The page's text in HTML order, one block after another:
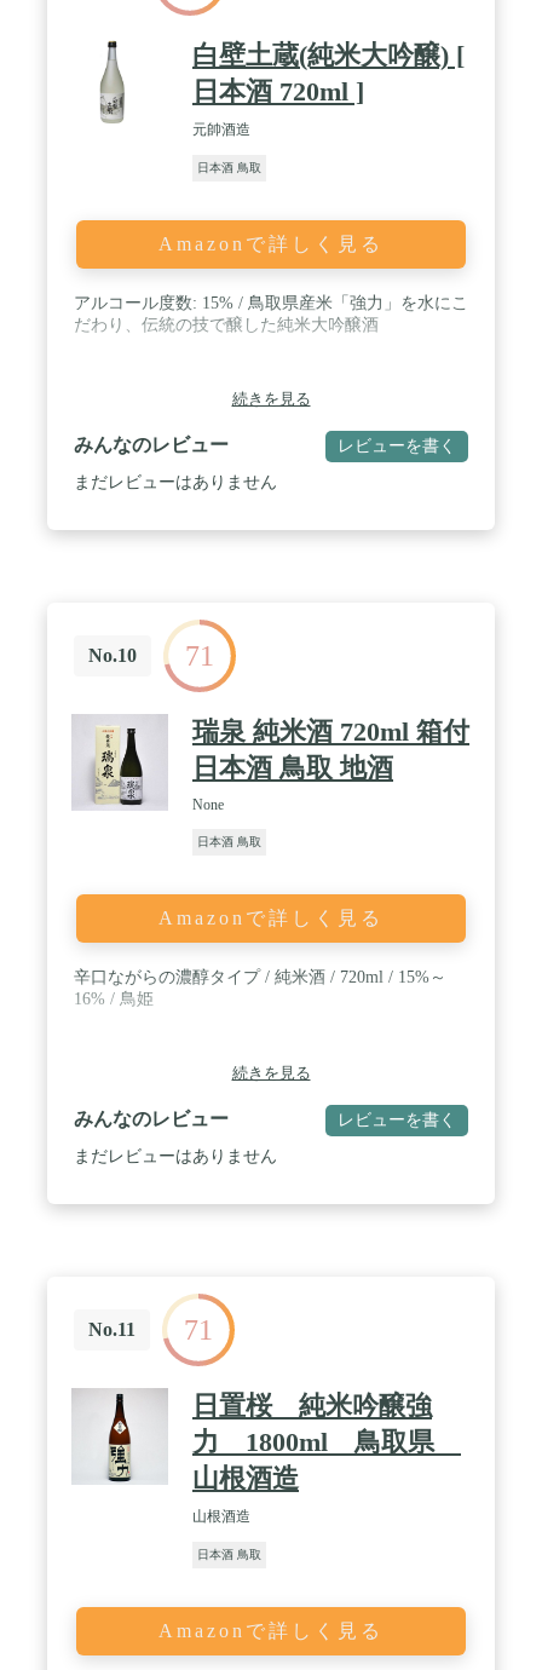
白壁土蔵(純米大吟醸) [
日本酒 720ml ]
元帥酒造
日本酒 鳥取
Amazonで詳しく見る
アルコール度数: 15% / 鳥取県産米「強力」を水にこ
だわり、伝統の技で醸した純米大吟醸酒
続きを見る
みんなのレビュー レビューを書く
まだレビューはありません
No.10 71
瑞泉 純米酒 720ml 箱付
日本酒 鳥取 地酒
None
日本酒 鳥取
Amazonで詳しく見る
辛口ながらの濃醇タイプ / 純米酒 / 720ml / 15%～
16% / 鳥姫
続きを見る
みんなのレビュー レビューを書く
まだレビューはありません
No.11 71
日置桜 純米吟醸強
力 1800ml 鳥取県
山根酒造
山根酒造
日本酒 鳥取
Amazonで詳しく見る